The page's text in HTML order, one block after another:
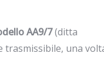
AA9/7(ditta
trasmissibile, una